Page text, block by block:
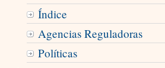
Índice
Agencias Reguladoras
Políticas